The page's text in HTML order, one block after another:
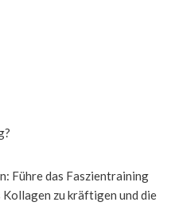
Führe das Faszientraining
Kollagen zu kräftigen und die